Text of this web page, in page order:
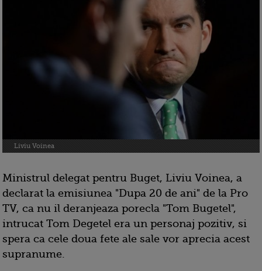
Liviu Voinea
Ministrul delegat pentru Buget, Liviu Voinea, a
declarat la emisiunea "Dupa 20 de ani" de la Pro
TV, ca nu il deranjeaza porecla "Tom Bugetel",
intrucat Tom Degetel era un personaj pozitiv, si
spera ca cele doua fete ale sale vor aprecia acest
supranume.